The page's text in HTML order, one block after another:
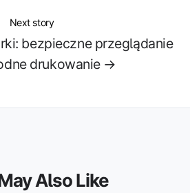
Next story
bezpieczne przeglądanie
drukowanie →
Also Like